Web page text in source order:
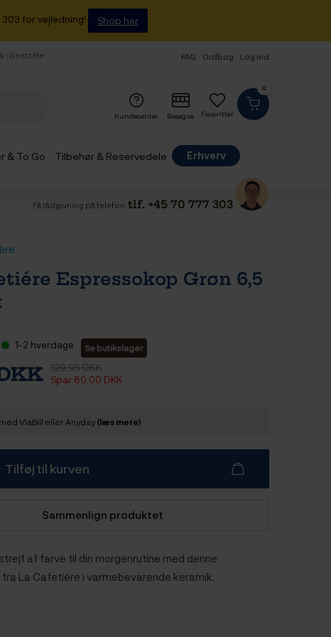
for vejledning! Shop her
i Gentofte FAQ Ordbog Log ind
0
Favoritter
Kundecenter Besøg os
& To Go Tilbehør & Reservedele
Erhverv
Få rådgivning på telefon tlf. +45 70 777 303
Espressokop Grøn 6,5
1-2 hverdage Se butikslager
129,95 DKK
Spar 80,00 DKK
ViaBill eller Anyday(læs mere)
Tilføj til kurven
Sammenlign produktet
af farve til din morgenrutine med denne
La Cafetiére i varmebevarende keramik.